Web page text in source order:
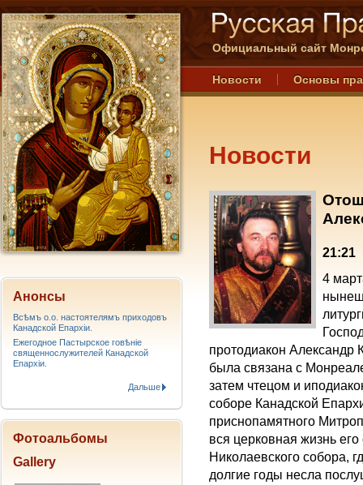
Официальный сайт
Новости Основы
Новости
21:21
4
протодиакон Александр
была связана с
затем чтецом и
соборе Канадской
приснопамятного
вся церковная жизнь
Николаевского собора,
долгие годы несла
Анонсы
Всѣмъ о.о. настоятелямъ приходовъ
Канадской Епархiи.
Ежегодное Пастырское говѣніе
священнослужителей Канадской
Епархіи.
Дальше
Фотоальбомы
Gallery